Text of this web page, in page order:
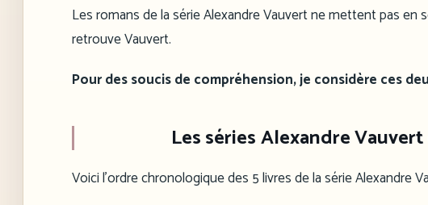
Les romans de la série Alexandre Vauvert ne mettent pas en
retrouve Vauvert.
Pour des soucis de compréhension, je considère ces
Les sériesAlexandre Vauvert
Voici l’ordre chronologique des 5 livres de la série Alexandre